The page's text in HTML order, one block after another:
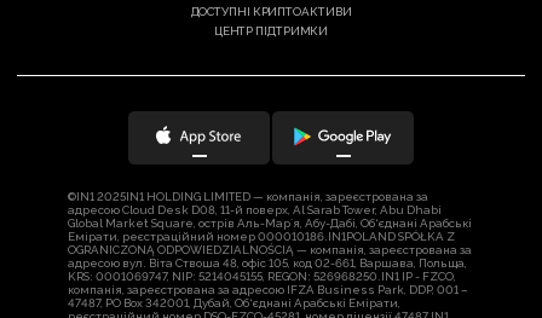
ДОСТУПНІ КРИПТОАКТИВИ
ЦЕНТР ПІДТРИМКИ
©IN1 2025IN1 HOLDING LIMITED — компанія, зареєстрована за
адресою Cloud Desk D08, 11-й поверх, Al Sarab Tower, Abu Dhabi
Global Market Square, острів Аль-Марʼя, Абу-Дабі, Об‘єднані Арабські
Емірати, реєстраційний номер 000010186. IN1POLAND SPÓŁKA Z
OGRANICZONĄ ODPOWIEDZIALNOŚCIĄ — компанія, зареєстрована за
адресою вул. Віта Ствоша 48, офіс 105, код 02-661, Варшава, Польща,
KRS: 0001069747, NIP: 5214045155, REGON: 526968250. IN1 IP - FZCO,
компанія, зареєстрована за адресою IFZA Business Park, DDP, 001 –
47487, PO Box 342001, Дубай, Об‘єднані Арабські Емірати,